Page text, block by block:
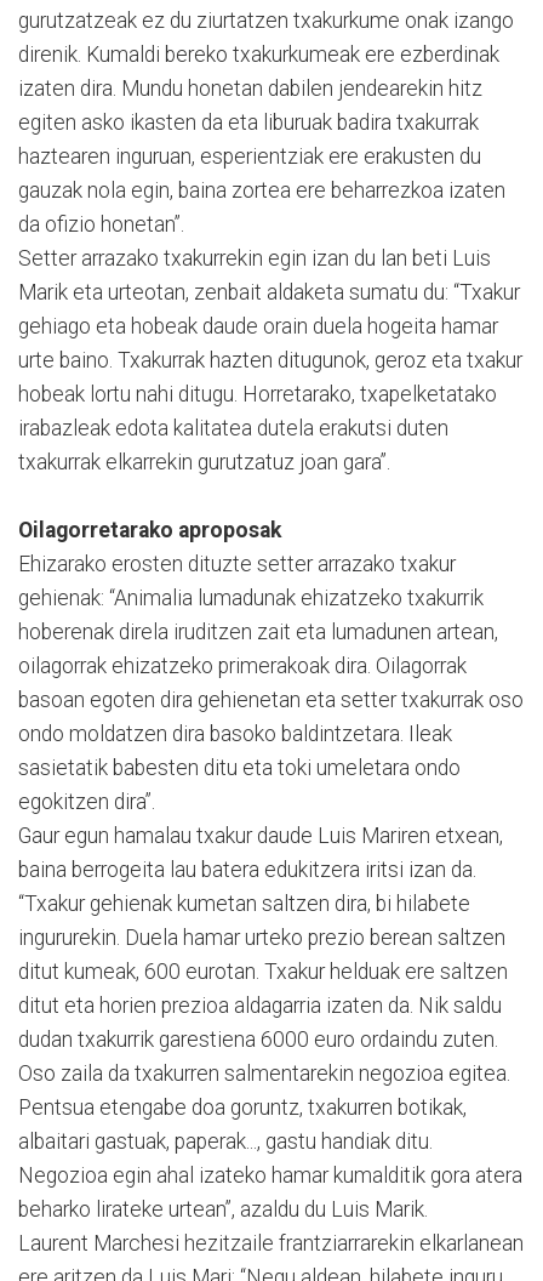
gurutzatzeak ez du ziurtatzen txakurkume onak izango
direnik. Kumaldi bereko txakurkumeak ere ezberdinak
izaten dira. Mundu honetan dabilen jendearekin hitz
egiten asko ikasten da eta liburuak badira txakurrak
haztearen inguruan, esperientziak ere erakusten du
gauzak nola egin, baina zortea ere beharrezkoa izaten
da ofizio honetan”.
Setter arrazako txakurrekin egin izan du lan beti Luis
Marik eta urteotan, zenbait aldaketa sumatu du: “Txakur
gehiago eta hobeak daude orain duela hogeita hamar
urte baino. Txakurrak hazten ditugunok, geroz eta txakur
hobeak lortu nahi ditugu. Horretarako, txapelketatako
irabazleak edota kalitatea dutela erakutsi duten
txakurrak elkarrekin gurutzatuz joan gara”.
Oilagorretarako aproposak
Ehizarako erosten dituzte setter arrazako txakur
gehienak: “Animalia lumadunak ehizatzeko txakurrik
hoberenak direla iruditzen zait eta lumadunen artean,
oilagorrak ehizatzeko primerakoak dira. Oilagorrak
basoan egoten dira gehienetan eta setter txakurrak oso
ondo moldatzen dira basoko baldintzetara. Ileak
sasietatik babesten ditu eta toki umeletara ondo
egokitzen dira”.
Gaur egun hamalau txakur daude Luis Mariren etxean,
baina berrogeita lau batera edukitzera iritsi izan da.
“Txakur gehienak kumetan saltzen dira, bi hilabete
ingururekin. Duela hamar urteko prezio berean saltzen
ditut kumeak, 600 eurotan. Txakur helduak ere saltzen
ditut eta horien prezioa aldagarria izaten da. Nik saldu
dudan txakurrik garestiena 6000 euro ordaindu zuten.
Oso zaila da txakurren salmentarekin negozioa egitea.
Pentsua etengabe doa goruntz, txakurren botikak,
albaitari gastuak, paperak..., gastu handiak ditu.
Negozioa egin ahal izateko hamar kumalditik gora atera
beharko lirateke urtean”, azaldu du Luis Marik.
Laurent Marchesi hezitzaile frantziarrarekin elkarlanean